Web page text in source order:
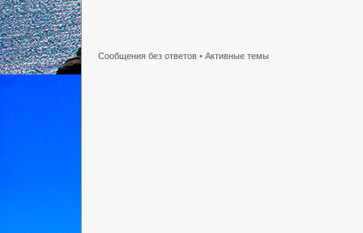
Сообщения без ответов • Активные темы